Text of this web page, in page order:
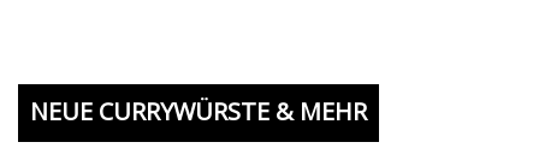
NEUE CURRYWÜRSTE & MEHR